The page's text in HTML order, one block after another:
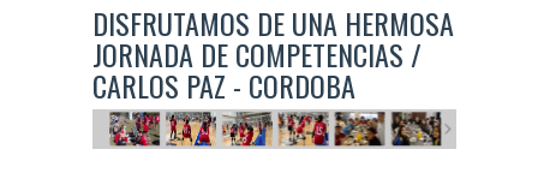
DISFRUTAMOS DE UNA HERMOSA
JORNADA DE COMPETENCIAS /
CARLOS PAZ - CORDOBA